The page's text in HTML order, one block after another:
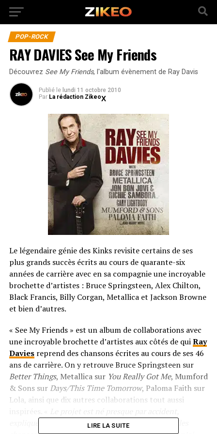
POP-ROCK
RAY DAVIES See My Friends
Découvrez See My Friends, l'album évènement de Ray Davis
Publié le lundi 11 octobre 2010
Par La rédaction Zikeo
Le légendaire génie des Kinks revisite certains de ses
plus grands succès écrits au cours de quarante-six
années de carrière avec en sa compagnie une incroyable
brochette d’artistes : Bruce Springsteen, Alex Chilton,
Black Francis, Billy Corgan, Metallica et Jackson Browne
et bien d’autres.
« See My Friends » est un album de collaborations avec
une incroyable brochette d’artistes aux côtés de quiRay
Daviesreprend des chansons écrites au cours de ses 46
ans de carrière. On y retrouve Bruce Springsteen sur
Better Things, Metallica sur You Really Got Me, Mumford
& Sons sur Days/This Time Tomorrow, Paloma Faith sur
Lola, ainsi que dix autres collaborations tout aussi
explique Davies. J’étais entrain d’écrire de nouvelles
LIRE LA SUITE